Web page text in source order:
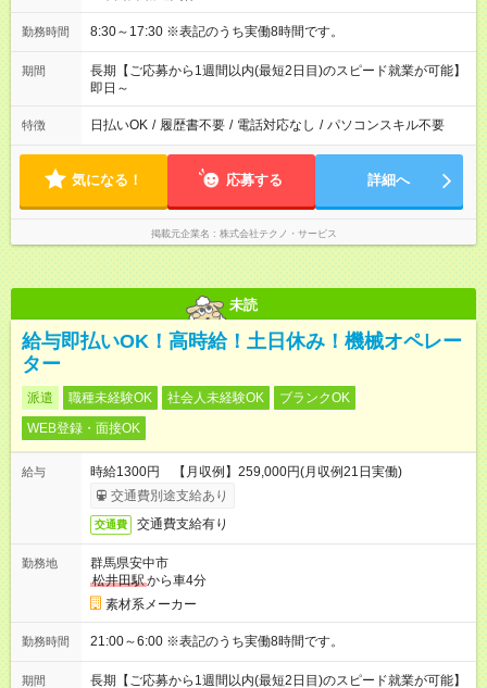
勤務時間 8:30～17:30 ※表記のうち実働8時間です。
期間
長期【ご応募から1週間以内(最短2日目)のスピード就業が可能】
即日～
特徴 日払いOK / 履歴書不要 / 電話対応なし / パソコンスキル不要
気になる！ 応募する 詳細へ
掲載元企業名 株式会社テクノ・サービス
未読
給与即払いOK！高時給！土日休み！機械オペレー
ター
派遣 職種未経験OK 社会人未経験OK
ブランクOK
WEB登録・面接OK
給与
時給1300円 【月収例】259,000円(月収例21日実働)
交通費別途支給あり
交通費 交通費支給有り
勤務地
群馬県安中市
松井田駅から車4分
素材系メーカー
勤務時間 21:00～6:00 ※表記のうち実働8時間です。
期間 長期【ご応募から1週間以内(最短2日目)のスピード就業が可能】